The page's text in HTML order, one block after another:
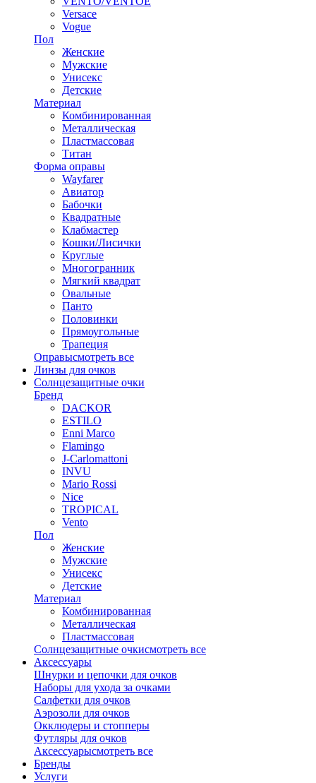
Versace
Vogue
Пол
Женские
Мужские
Унисекс
Детские
Материал
Комбинированная
Металлическая
Пластмассовая
Титан
Форма оправы
Wayfarer
Авиатор
Бабочки
Квадратные
Клабмастер
Кошки/Лисички
Круглые
Многогранник
Мягкий квадрат
Овальные
Панто
Половинки
Прямоугольные
Трапеция
Оправысмотреть все
Линзы для очков
Солнцезащитные очки
Бренд
DACKOR
ESTILO
Enni Marco
Flamingo
J-Carlomattoni
INVU
Mario Rossi
Nice
TROPICAL
Vento
Пол
Женские
Мужские
Унисекс
Детские
Материал
Комбинированная
Металлическая
Пластмассовая
Солнцезащитные очкисмотреть все
Аксессуары
Шнурки и цепочки для очков
Наборы для ухода за очками
Салфетки для очков
Аэрозоли для очков
Окклюдеры и стопперы
Футляры для очков
Аксессуарысмотреть все
Бренды
Услуги